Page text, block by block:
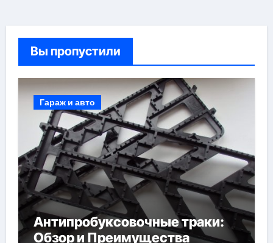
Вы пропустили
Гараж и авто
Антипробуксовочные траки:
Обзор и Преимущества